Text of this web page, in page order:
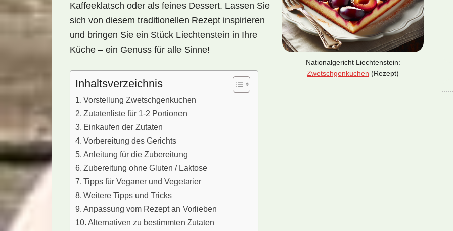
Nationalgericht Liechtenstein:
Zwetschgenkuchen (Rezept)
Kaffeeklatsch oder als feines Dessert. Lassen Sie
sich von diesem traditionellen Rezept inspirieren
und bringen Sie ein Stück Liechtenstein in Ihre
Küche – ein Genuss für alle Sinne!
Inhaltsverzeichnis
Vorstellung Zwetschgenkuchen
Zutatenliste für 1-2 Portionen
Einkaufen der Zutaten
Vorbereitung des Gerichts
Anleitung für die Zubereitung
Zubereitung ohne Gluten / Laktose
Tipps für Veganer und Vegetarier
Weitere Tipps und Tricks
Anpassung vom Rezept an Vorlieben
Alternativen zu bestimmten Zutaten